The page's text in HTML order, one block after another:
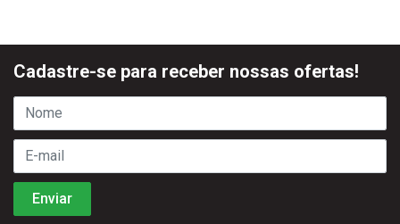
Cadastre-se para receber nossas ofertas!